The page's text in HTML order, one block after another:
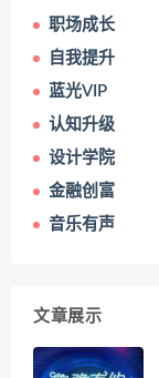
职场成长
自我提升
蓝光VIP
认知升级
设计学院
金融创富
音乐有声
文章展示